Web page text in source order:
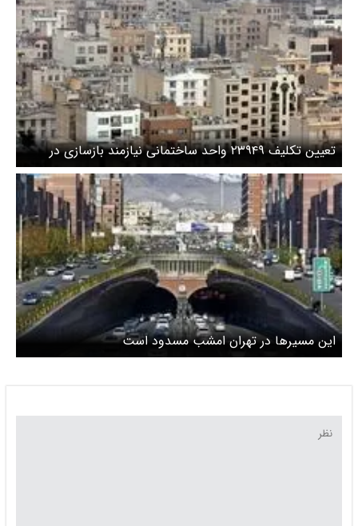
تعیین تکلیف ۲۳۹۴۹ واحد ساختمانی نیازمند بازسازی در
پایتخت/ تکمیل ۶۴ درصد از بازسازی‌‌های جزئی
این مسیرها در تهران امشب مسدود است